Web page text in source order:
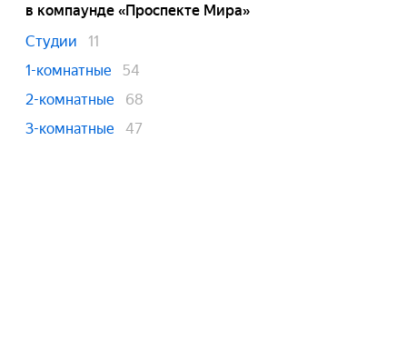
в компаунде «Проспекте Мира»
Студии
11
1-комнатные
54
2-комнатные
68
3-комнатные
47